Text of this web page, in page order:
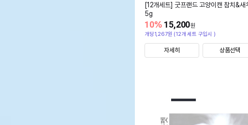
[12개세트] 굿프랜드 고양이캔 참치&새
5g
15,200원
10%
개당1,267원 (12개 세트 구입시 )
자세히 상품선택